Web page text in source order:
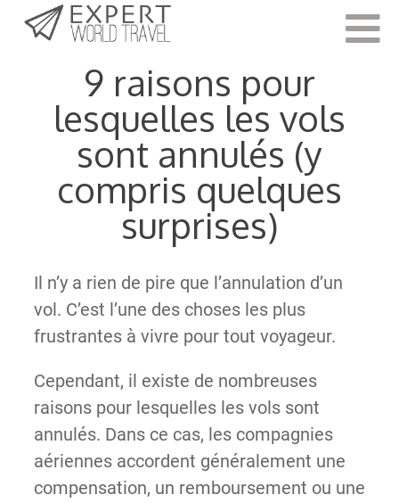
Last Updated:
9 raisons pour
lesquelles les vols
sont annulés (y
compris quelques
surprises)
Il n’y a rien de pire que l’annulation d’un
vol. C’est l’une des choses les plus
frustrantes à vivre pour tout voyageur.
Cependant, il existe de nombreuses
raisons pour lesquelles les vols sont
annulés. Dans ce cas, les compagnies
aériennes accordent généralement une
compensation, un remboursement ou une